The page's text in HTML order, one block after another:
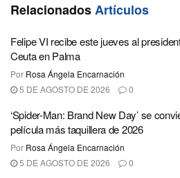
RelacionadosArtículos
Felipe VI recibe este jueves al
Ceuta en Palma
Por Rosa Ángela Encarnación
5 DE AGOSTO DE 2026
0
‘Spider-Man: Brand New Day’ se
película más taquillera de 2026
Por Rosa Ángela Encarnación
5 DE AGOSTO DE 2026
0